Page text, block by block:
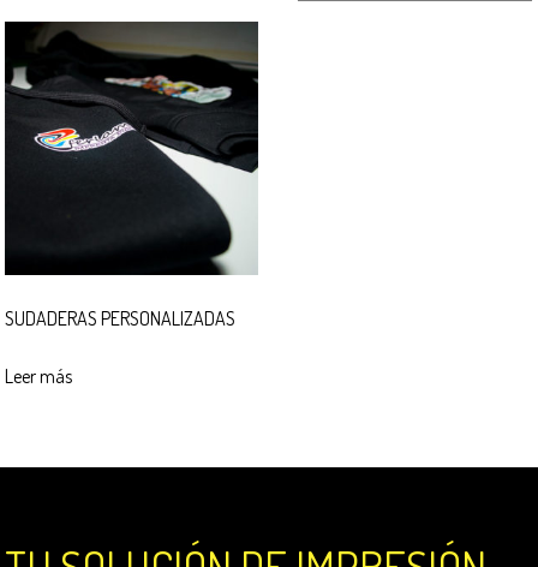
SUDADERAS PERSONALIZADAS
Leer más